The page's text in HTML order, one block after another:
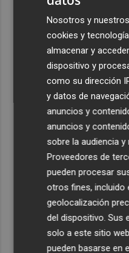
El Ayuntamiento de
seguir el eclipse con
Jorge Martín logra su
Silverstone, con nuevo
Recibe toda
Plaza
Quiero
Nosotros y
cookies y
almacenar y
dispositivo y
como su dirección
y datos de
anuncios y
anuncios y
sobre la audiencia
Proveedores de
pueden procesar
otros fines, incluido
geolocalización
del dispositivo. Sus
solo a este sitio
pueden basarse en